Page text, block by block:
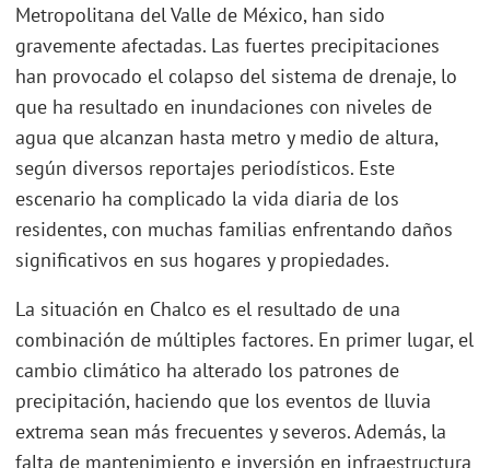
Metropolitana del Valle de México, han sido
gravemente afectadas. Las fuertes precipitaciones
han provocado el colapso del sistema de drenaje, lo
que ha resultado en inundaciones con niveles de
agua que alcanzan hasta metro y medio de altura,
según diversos reportajes periodísticos. Este
escenario ha complicado la vida diaria de los
residentes, con muchas familias enfrentando daños
significativos en sus hogares y propiedades.
La situación en Chalco es el resultado de una
combinación de múltiples factores. En primer lugar, el
cambio climático ha alterado los patrones de
precipitación, haciendo que los eventos de lluvia
extrema sean más frecuentes y severos. Además, la
falta de mantenimiento e inversión en infraestructura